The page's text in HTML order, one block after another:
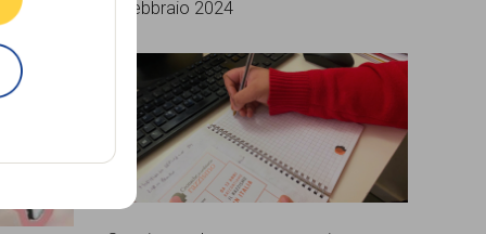
6 Febbraio 2024